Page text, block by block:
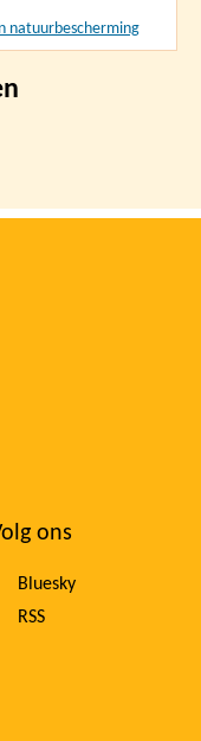
natuurbescherming
ons
Bluesky
RSS